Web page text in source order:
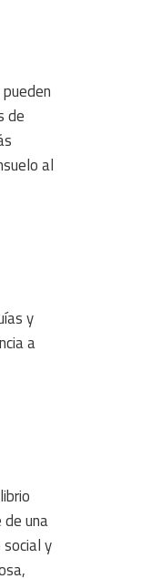
de
al
y
a
una
y